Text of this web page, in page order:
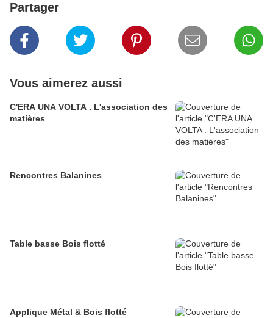
Partager
Vous aimerez aussi
C'ERA UNA VOLTA . L'association des
matières
Rencontres Balanines
Table basse Bois flotté
Applique Métal & Bois flotté